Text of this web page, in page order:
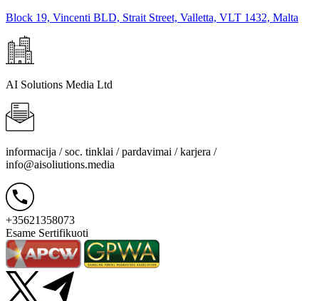
Block 19, Vincenti BLD, Strait Street, Valletta, VLT 1432, Malta
AI Solutions Media Ltd
informacija / soc. tinklai / pardavimai / karjera /
info@aisoliutions.media
+35621358073
Esame Sertifikuoti